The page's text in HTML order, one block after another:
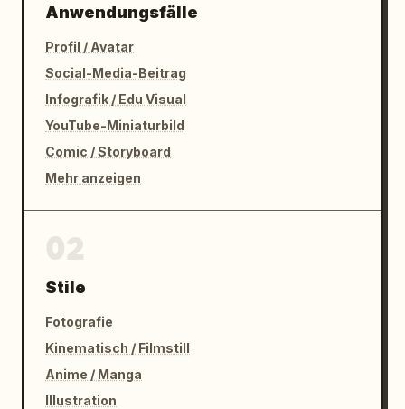
Anwendungsfälle
Profil / Avatar
Social-Media-Beitrag
Infografik / Edu Visual
YouTube-Miniaturbild
Comic / Storyboard
Mehr anzeigen
Stile
Fotografie
Kinematisch / Filmstill
Anime / Manga
Illustration